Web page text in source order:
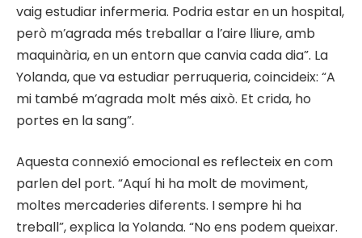
vaig estudiar infermeria. Podria estar en un hospital,
però m’agrada més treballar a l’aire lliure, amb
maquinària, en un entorn que canvia cada dia”. La
Yolanda, que va estudiar perruqueria, coincideix: “A
mi també m’agrada molt més això. Et crida, ho
portes en la sang”.
Aquesta connexió emocional es reflecteix en com
parlen del port. “Aquí hi ha molt de moviment,
moltes mercaderies diferents. I sempre hi ha
treball”, explica la Yolanda. “No ens podem queixar.